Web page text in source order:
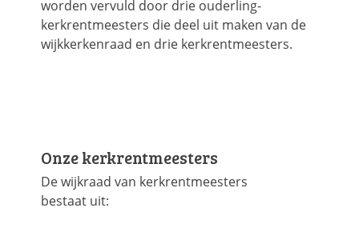
worden vervuld door drie ouderling-
kerkrentmeesters die deel uit maken van de
wijkkerkenraad en drie kerkrentmeesters.
Onze kerkrentmeesters
De wijkraad van kerkrentmeesters
bestaat uit: